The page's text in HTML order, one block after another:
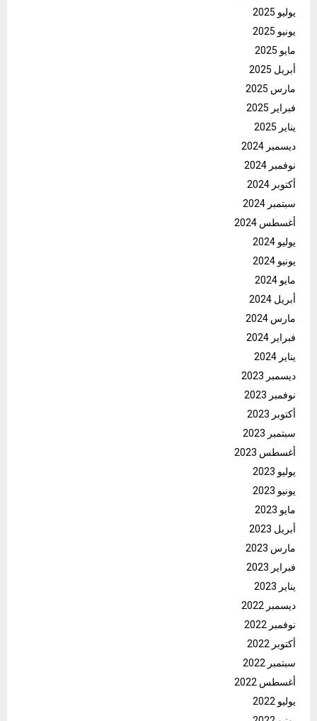
يوليو 2025
يونيو 2025
مايو 2025
أبريل 2025
مارس 2025
فبراير 2025
يناير 2025
ديسمبر 2024
نوفمبر 2024
أكتوبر 2024
سبتمبر 2024
أغسطس 2024
يوليو 2024
يونيو 2024
مايو 2024
أبريل 2024
مارس 2024
فبراير 2024
يناير 2024
ديسمبر 2023
نوفمبر 2023
أكتوبر 2023
سبتمبر 2023
أغسطس 2023
يوليو 2023
يونيو 2023
مايو 2023
أبريل 2023
مارس 2023
فبراير 2023
يناير 2023
ديسمبر 2022
نوفمبر 2022
أكتوبر 2022
سبتمبر 2022
أغسطس 2022
يوليو 2022